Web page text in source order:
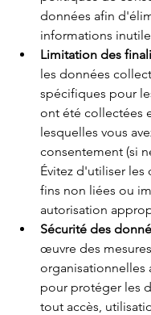
données afin
informations
Limitation des
les données
spécifiques pour
ont été collectées
lesquelles vous
consentement (si
Évitez d'utiliser les
fins non liées ou
autorisation
Sécurité des
œuvre des
organisationnelles
pour protéger les
tout accès,